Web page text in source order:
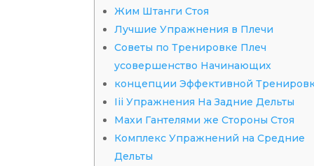
Жим Штанги Стоя
Лучшие Упражнения в Плечи
Советы по Тренировке Плеч
усовершенство Начинающих
концепции Эффективной
Iii Упражнения На Задние Дельты
Махи Гантелями же Стороны Стоя
Комплекс Упражнений на Средние
Дельты